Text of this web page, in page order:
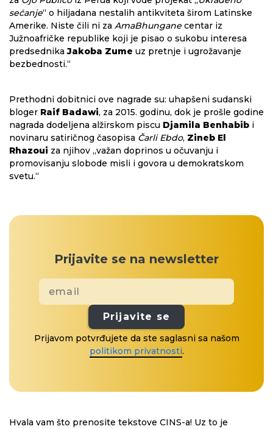
sećanje“ o hiljadana nestalih antikviteta širom Latinske
Amerike. Niste čili ni za AmaBhungane centar iz
Južnoafričke republike koji je pisao o sukobu interesa
predsednikaJakoba Zume uz pretnje i ugrožavanje
bezbednosti.“
Prethodni dobitnici ove nagrade su: uhapšeni sudanski
bloger Raif Badawi, za 2015. godinu, dok je prošle godine
nagrada dodeljena alžirskom piscu Djamila Benhabib i
novinaru satiričnog časopisa Čarli Ebdo, Zineb El
Rhazoui za njihov „važan doprinos u očuvanju i
promovisanju slobode misli i govora u demokratskom
svetu.“
Prijavite se na newsletter
Prijavite se
Prijavom potvrđujete da ste saglasni sa našom
politikom privatnosti.
Hvala vam što prenosite tekstove CINS-a! Uz to je